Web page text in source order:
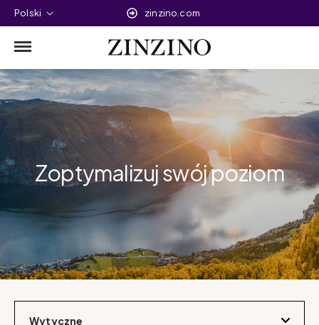
Polski zinzino.com
Zoptymalizuj swój poziom
Wytyczne